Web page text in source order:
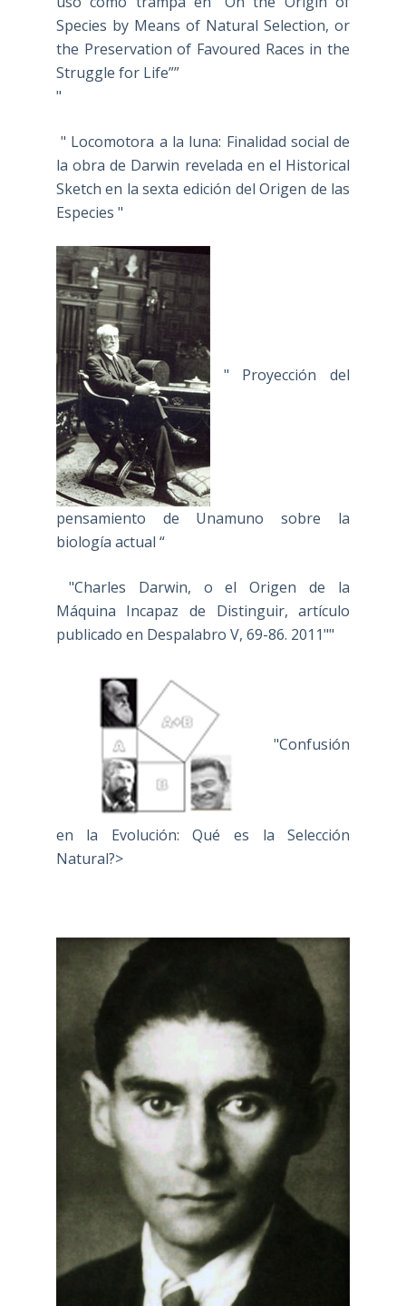
Species by Means of Natural Selection, or
the Preservation of Favoured Races in the
Struggle for Life””
"
" Locomotora a la luna: Finalidad social de
la obra de Darwin revelada en el Historical
Sketch en la sexta edición del Origen de las
Especies "
" Proyección del
pensamiento de Unamuno sobre la
biología actual “
"Charles Darwin, o el Origen de la
Máquina Incapaz de Distinguir, artículo
publicado en Despalabro V, 69-86. 2011""
"Confusión
en la Evolución: Qué es la Selección
Natural?>